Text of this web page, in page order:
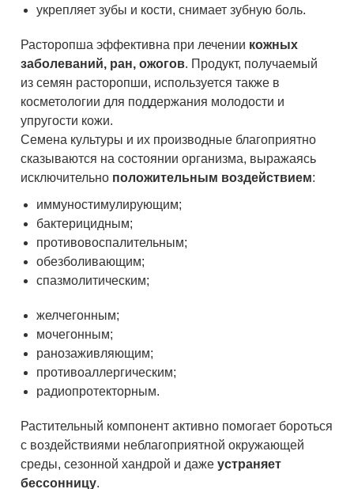
укрепляет зубы и кости, снимает зубную боль.
Расторопша эффективна при лечении кожных
заболеваний, ран, ожогов. Продукт, получаемый
из семян расторопши, используется также в
косметологии для поддержания молодости и
упругости кожи.
Семена культуры и их производные благоприятно
сказываются на состоянии организма, выражаясь
исключительно положительным воздействием:
иммуностимулирующим;
бактерицидным;
противовоспалительным;
обезболивающим;
спазмолитическим;
желчегонным;
мочегонным;
ранозаживляющим;
противоаллергическим;
радиопротекторным.
Растительный компонент активно помогает бороться
с воздействиями неблагоприятной окружающей
среды, сезонной хандрой и дажеустраняет
бессонницу.